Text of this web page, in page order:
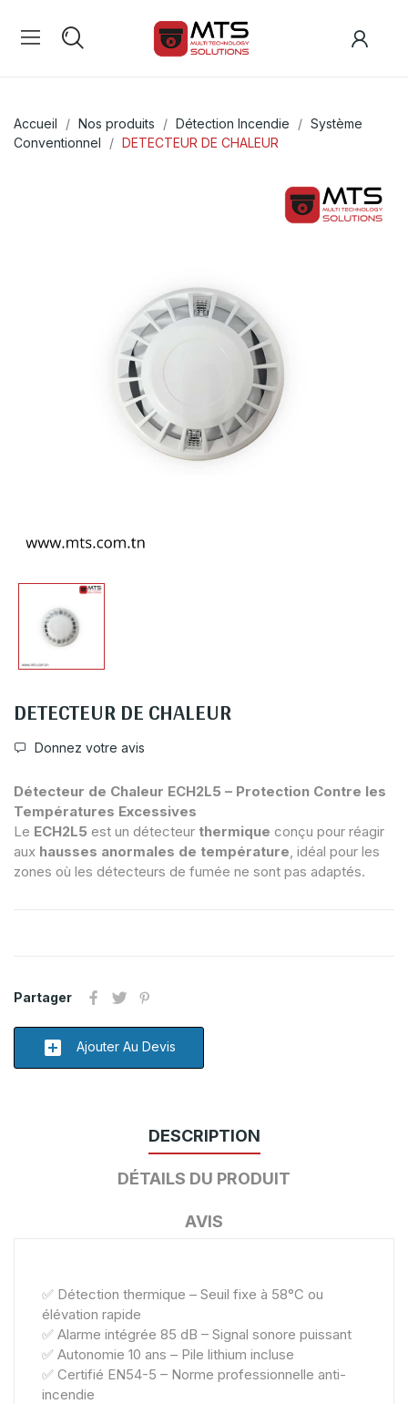
Accueil Nos produits Détection Incendie
Système
Conventionnel
DETECTEUR DE CHALEUR
DETECTEUR DE CHALEUR
Donnez votre avis
Détecteur de Chaleur ECH2L5 – Protection Contre les
Températures Excessives
Le ECH2L5 est un détecteur thermique conçu pour réagir
aux hausses anormales de température , idéal pour les
zones où les détecteurs de fumée ne sont pas adaptés.
Partager
add_box Ajouter Au Devis
DESCRIPTION
DÉTAILS DU PRODUIT
AVIS
✅ Détection thermique – Seuil fixe à 58°C ou
élévation rapide
✅ Alarme intégrée 85 dB – Signal sonore puissant
✅ Autonomie 10 ans – Pile lithium incluse
✅ Certifié EN54-5 – Norme professionnelle anti-
incendie